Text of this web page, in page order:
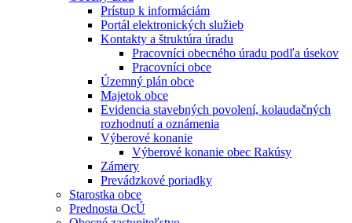
Prístup k informáciám
Portál elektronických služieb
Kontakty a štruktúra úradu
Pracovníci obecného úradu podľa úsekov
Pracovníci obce
Územný plán obce
Majetok obce
Evidencia stavebných povolení, kolaudačných
rozhodnutí a oznámenia
Výberové konanie
Výberové konanie obec Rakúsy
Zámery
Prevádzkové poriadky
Starostka obce
Prednosta OcÚ